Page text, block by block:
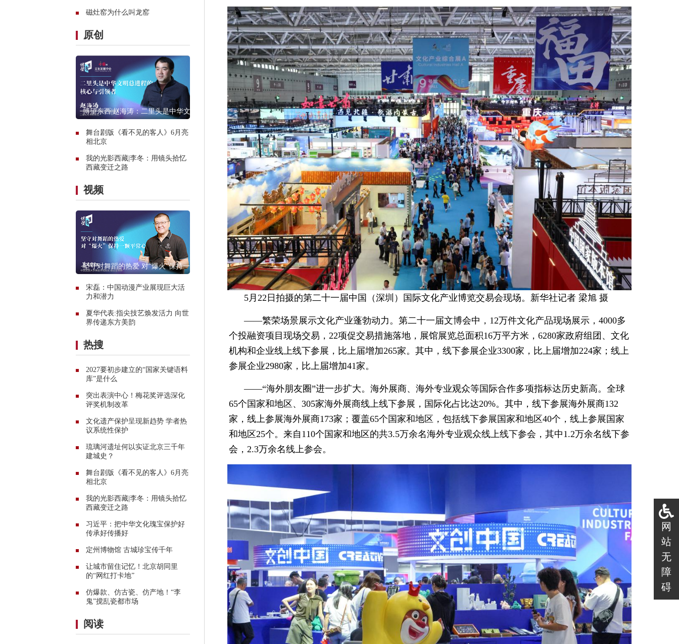
网
站
无
障
碍
磁灶窑为什么叫龙窑
原创
博望东西|赵海涛：二里头是中华文
舞台剧版《看不见的客人》6月亮
相北京
我的光影西藏|李冬：用镜头拾忆
西藏变迁之路
视频
坚守对舞蹈的热爱 对“爆火”保持一颗
宋磊：中国动漫产业展现巨大活
力和潜力
夏华代表:指尖技艺焕发活力 向世
界传递东方美韵
热搜
2027要初步建立的“国家关键语料
库”是什么
突出表演中心！梅花奖评选深化
评奖机制改革
文化遗产保护呈现新趋势 学者热
议系统性保护
琉璃河遗址何以实证北京三千年
建城史？
舞台剧版《看不见的客人》6月亮
相北京
我的光影西藏|李冬：用镜头拾忆
西藏变迁之路
习近平：把中华文化瑰宝保护好
传承好传播好
定州博物馆 古城珍宝传千年
让城市留住记忆！北京胡同里
的“网红打卡地”
仿爆款、仿古瓷、仿产地！“李
鬼”搅乱瓷都市场
阅读
5月22日拍摄的第二十一届中国（深圳）国际文化产业博览交易会现场。新华社记者 梁旭 摄
——繁荣场景展示文化产业蓬勃动力。第二十一届文博会中，12万件文化产品现场展示，4000多
个投融资项目现场交易，22项促交易措施落地，展馆展览总面积16万平方米，6280家政府组团、文化
机构和企业线上线下参展，比上届增加265家。其中，线下参展企业3300家，比上届增加224家；线上
参展企业2980家，比上届增加41家。
——“海外朋友圈”进一步扩大。海外展商、海外专业观众等国际合作多项指标达历史新高。全球
65个国家和地区、305家海外展商线上线下参展，国际化占比达20%。其中，线下参展海外展商132
家，线上参展海外展商173家；覆盖65个国家和地区，包括线下参展国家和地区40个，线上参展国家
和地区25个。来自110个国家和地区的共3.5万余名海外专业观众线上线下参会，其中1.2万余名线下参
会，2.3万余名线上参会。